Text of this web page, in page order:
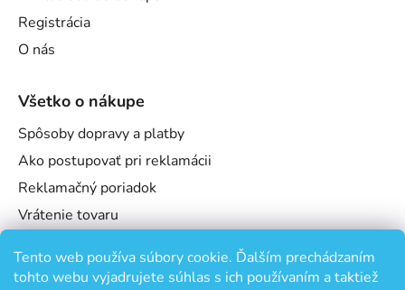
Tento web používa súbory cookie. Ďalším prechádzaním
tohto webu vyjadrujete súhlas s ich používaním a taktiež
Registrácia
O nás
Všetko o nákupe
Spôsoby dopravy a platby
Ako postupovať pri reklamácii
Reklamačný poriadok
Vrátenie tovaru
Podmienky ochrany osobných údajov